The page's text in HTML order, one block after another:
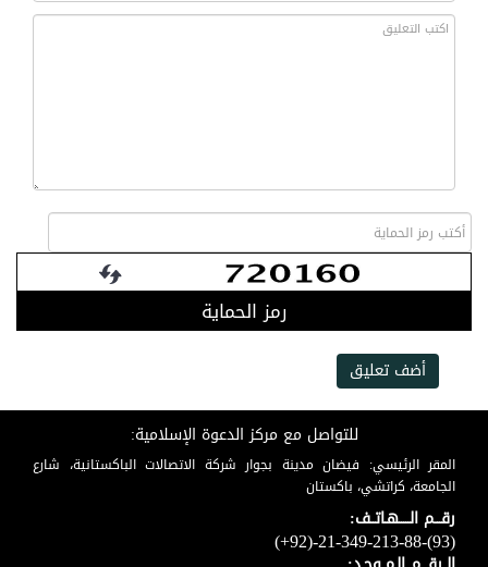
رمز الحماية
أضف تعليق
للتواصل مع مركز الدعوة الإسلامية:
المقر الرئيسي: فيضان مدينة بجوار شركة الاتصالات الباكستانية، شارع
الجامعة، كراتشي، باكستان
رقـــم الـــــهـاتــف:
(+92)-21-349-213-88-(93)